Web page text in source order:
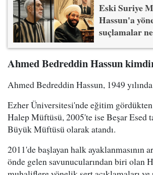
Eski Suriye
Hassun'a
suçlamalar
Ahmed Bedreddin Hassun
Ahmed Bedreddin Hassun, 1949
Ezher Üniversitesi'nde eğitim
Halep Müftüsü, 2005'te ise Beşar Esed
Büyük Müftüsü olarak atandı.
2011'de başlayan halk ayaklanmasının
önde gelen savunucularından biri olan